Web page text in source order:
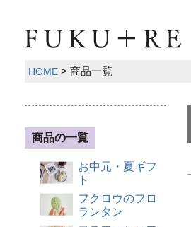
HOME 商品一覧
商品の一覧
お中元・夏ギフ
ト
フクロウのフロ
ランタン